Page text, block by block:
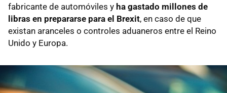
fabricante de automóviles y ha gastado millones de
libras en prepararse para el Brexit, en caso de que
existan aranceles o controles aduaneros entre el Reino
Unido y Europa.